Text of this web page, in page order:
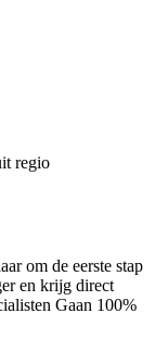
regio
om de eerste stap
en krijg direct
Gaan 100%